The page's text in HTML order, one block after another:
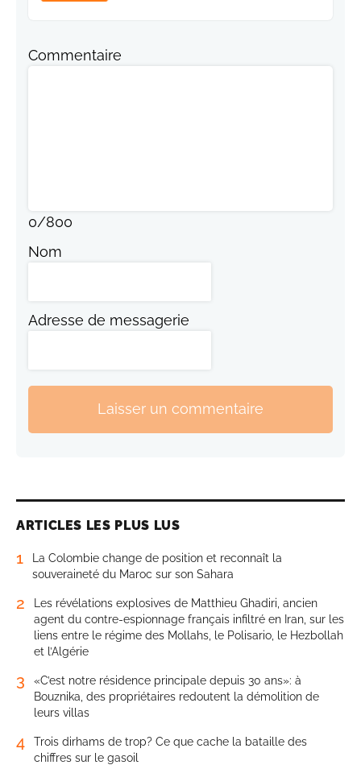
Commentaire
0/800
Nom
Adresse de messagerie
Laisser un commentaire
ARTICLES LES PLUS LUS
1
La Colombie change de position et reconnaît la
souveraineté du Maroc sur son Sahara
2
Les révélations explosives de Matthieu Ghadiri, ancien
agent du contre-espionnage français infiltré en Iran, sur les
liens entre le régime des Mollahs, le Polisario, le Hezbollah
et l’Algérie
3
«C’est notre résidence principale depuis 30 ans»: à
Bouznika, des propriétaires redoutent la démolition de
leurs villas
4
Trois dirhams de trop? Ce que cache la bataille des
chiffres sur le gasoil